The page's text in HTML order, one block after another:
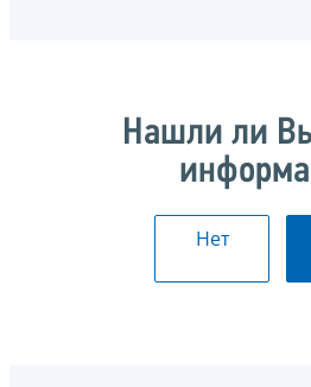
Нашли ли
Нет